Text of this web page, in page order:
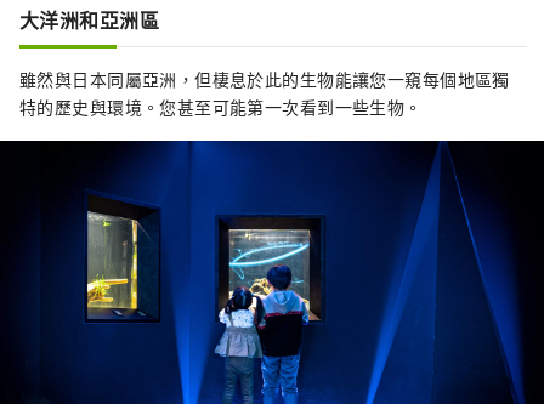
大洋洲和亞洲區
雖然與日本同屬亞洲，但棲息於此的生物能讓您一窺每個地區獨
特的歷史與環境。您甚至可能第一次看到一些生物。